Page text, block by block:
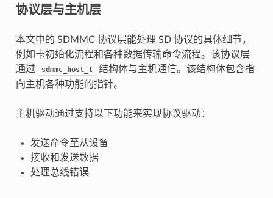
协议层与主机层
本文中的 SDMMC 协议层能处理 SD 协议的具体细节，
例如卡初始化流程和各种数据传输命令流程。该协议层
通过
sdmmc_host_t
结构体与主机通信。该结构体包含指
向主机各种功能的指针。
主机驱动通过支持以下功能来实现协议驱动：
发送命令至从设备
接收和发送数据
处理总线错误